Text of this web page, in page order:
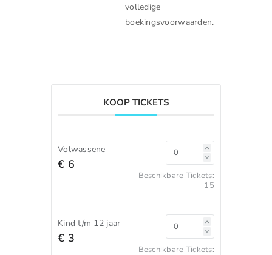
volledige
boekingsvoorwaarden.
KOOP TICKETS
Volwassene
€ 6
Beschikbare Tickets:
15
Kind t/m 12 jaar
€ 3
Beschikbare Tickets: